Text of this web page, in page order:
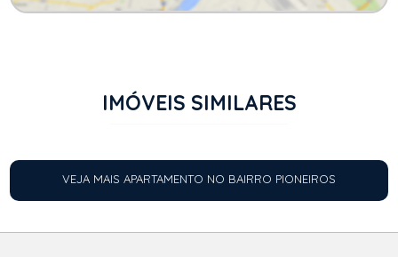
IMÓVEIS SIMILARES
VEJA MAIS APARTAMENTO NO BAIRRO PIONEIROS